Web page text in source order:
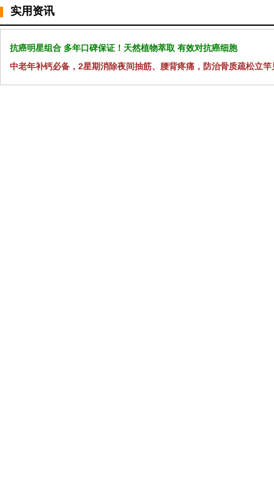
实用资讯
抗癌明星组合 多年口碑保证！天然植物萃取 有效对抗癌细胞
中老年补钙必备，2星期消除夜间抽筋、腰背疼痛，防治骨质疏松立竿